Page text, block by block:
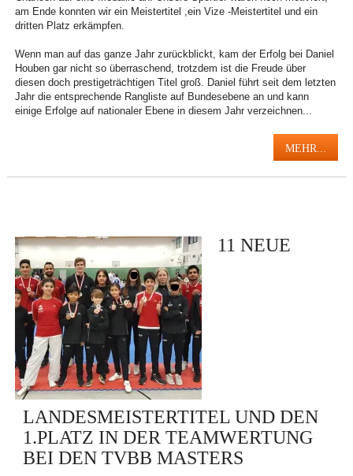
am Ende konnten wir ein Meistertitel ,ein Vize -Meistertitel und ein
dritten Platz erkämpfen.
Wenn man auf das ganze Jahr zurückblickt, kam der Erfolg bei Daniel
Houben gar nicht so überraschend, trotzdem ist die Freude über
diesen doch prestigeträchtigen Titel groß. Daniel führt seit dem letzten
Jahr die entsprechende Rangliste auf Bundesebene an und kann
einige Erfolge auf nationaler Ebene in diesem Jahr verzeichnen...
MEHR...
11 NEUE
LANDESMEISTERTITEL UND DEN
1.PLATZ IN DER TEAMWERTUNG
BEI DEN TVBB MASTERS